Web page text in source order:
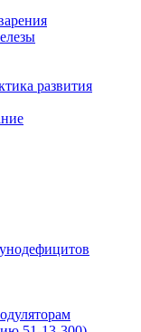
развития